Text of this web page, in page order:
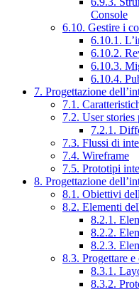
Console
6.10. Gestire i
6.10.1.
6.10.2.
6.10.3.
6.10.4.
7. Progettazione
7.1.
7.2. User stories
7.2.1.
7.3. Flussi di
7.4. Wireframe
7.5. Prototipi
8. Progettazione
8.1. Obiettivi
8.2. Elementi
8.2.1.
8.2.2.
8.2.3.
8.3. Progettare
8.3.1.
8.3.2.